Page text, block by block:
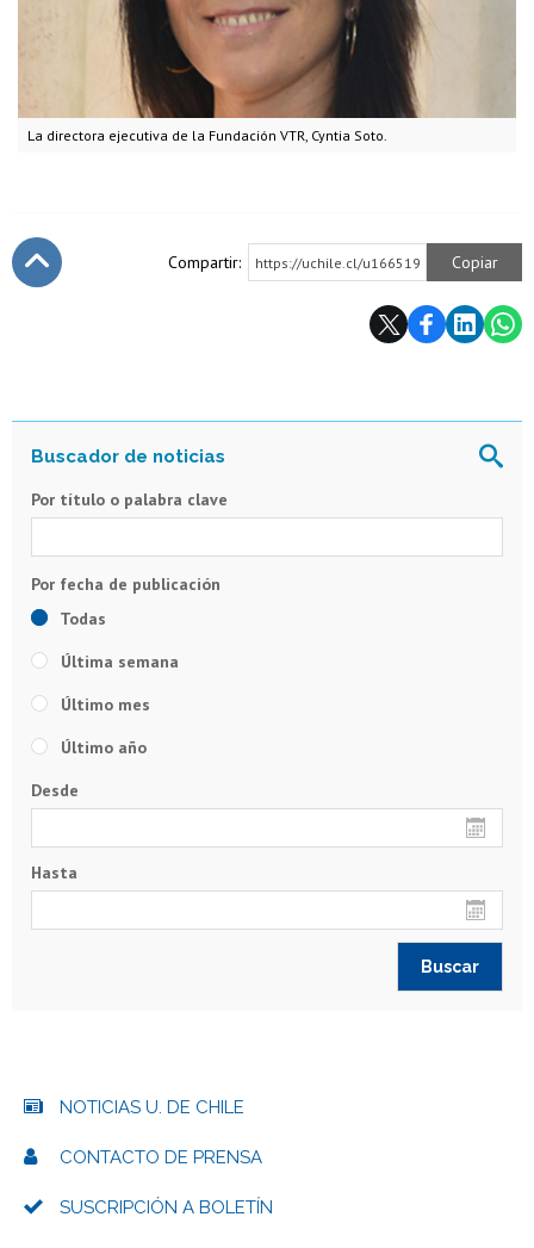
La directora ejecutiva de la Fundación VTR, Cyntia Soto.
Compartir: https://uchile.cl/u166519 Copiar
Por título o palabra clave
Todas
Última semana
Último mes
Último año
Desde
Hasta
NOTICIAS U. DE CHILE
CONTACTO DE PRENSA
SUSCRIPCIÓN A BOLETÍN